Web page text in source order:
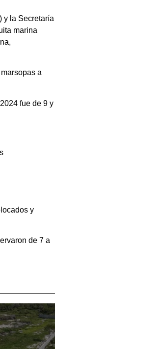
y la Secretaría
marina
a
fue de 9 y
y
de 7 a